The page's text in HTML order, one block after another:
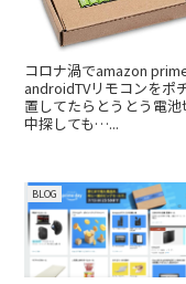
コロナ渦でamazon
androidTVリモコンをポ
置してたらとうとう電
中探しても…...
BLOG